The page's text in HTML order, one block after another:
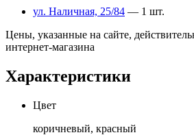
ул. Наличная, 25/84 — 1 шт.
Цены, указанные на сайте,
интернет-магазина
Характеристики
Цвет
коричневый, красный